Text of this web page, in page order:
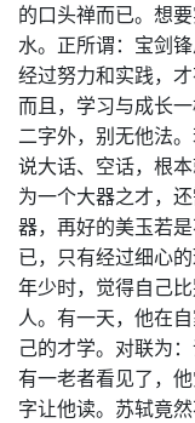
的口头禅而已。想
水。正所谓：宝剑
经过努力和实践，
而且，学习与成长一
二字外，别无他法
说大话、空话，根
为一个大器之才，
器，再好的美玉若
已，只有经过细心
年少时，觉得自己
人。有一天，他在
己的才学。对联为
有一老者看见了，
字让他读。苏轼竟